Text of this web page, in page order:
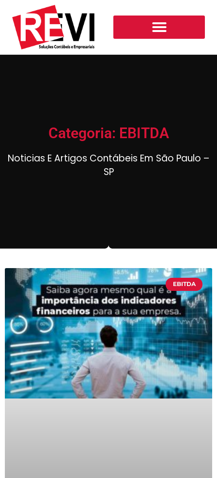
Categoria: EBITDA
Noticias E Artigos Contábeis Em São Paulo –
SP
EBITDA